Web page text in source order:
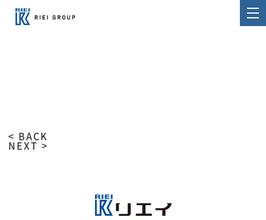
< BACK
NEXT >